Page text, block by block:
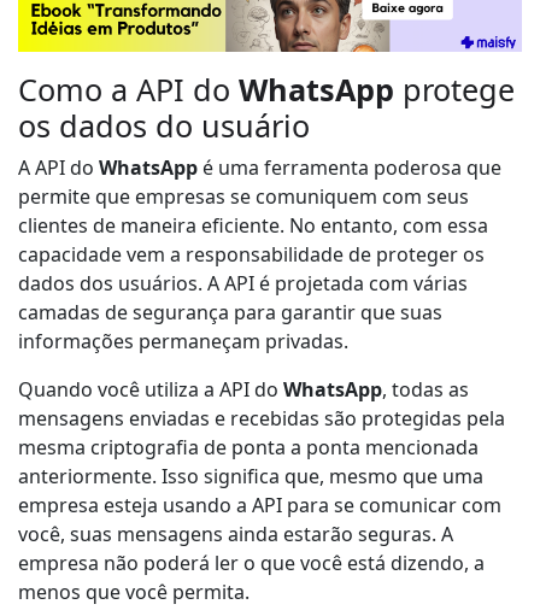
Como a API do WhatsApp protege
os dados do usuário
A API do WhatsApp é uma ferramenta poderosa que
permite que empresas se comuniquem com seus
clientes de maneira eficiente. No entanto, com essa
capacidade vem a responsabilidade de proteger os
dados dos usuários. A API é projetada com várias
camadas de segurança para garantir que suas
informações permaneçam privadas.
Quando você utiliza a API do WhatsApp, todas as
mensagens enviadas e recebidas são protegidas pela
mesma criptografia de ponta a ponta mencionada
anteriormente. Isso significa que, mesmo que uma
empresa esteja usando a API para se comunicar com
você, suas mensagens ainda estarão seguras. A
empresa não poderá ler o que você está dizendo, a
menos que você permita.